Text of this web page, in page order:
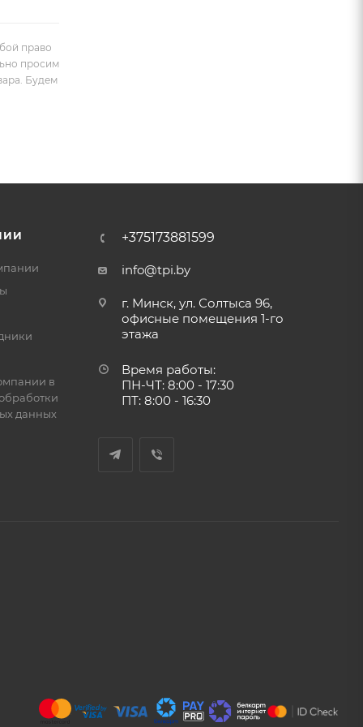
право
просим
Будем
в
данных
+375173881599
info@tpi.by
г. Минск, ул. Солтыса 96,
офисные помещения 1-го
этажа
Время работы:
ПН-ЧТ: 8:00 - 17:30
ПТ: 8:00 - 16:30